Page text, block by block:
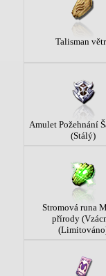
Talisman
Amulet Požehnání
(Stálý)
Stromová runa
přírody